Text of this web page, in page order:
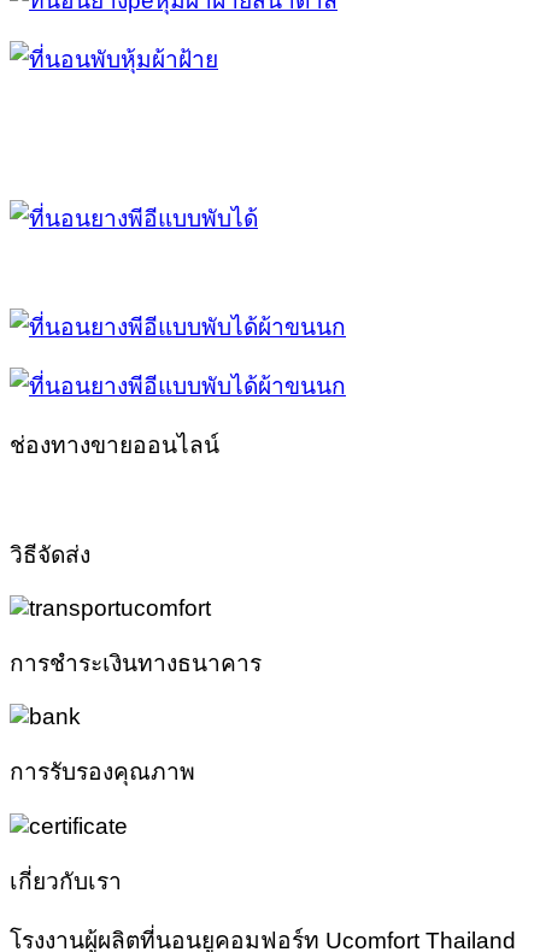
ช่องทางขายออนไลน์
วิธีจัดส่ง
การชำระเงินทางธนาคาร
การรับรองคุณภาพ
เกี่ยวกับเรา
โรงงานผู้ผลิตที่นอนยูคอมฟอร์ท Ucomfort Thailand